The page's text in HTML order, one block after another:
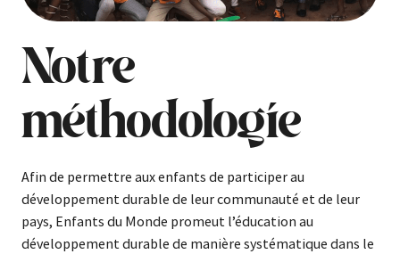
Notre
méthodologie
Afin de permettre aux enfants de participer au
développement durable de leur communauté et de leur
pays, Enfants du Monde promeut l’éducation au
développement durable de manière systématique dans le